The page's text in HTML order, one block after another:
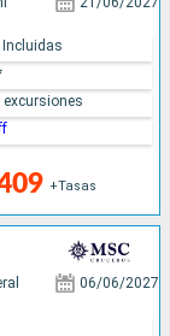
+Tasas
06/06/2027